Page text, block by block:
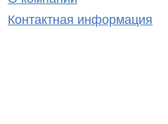
Контактная информация